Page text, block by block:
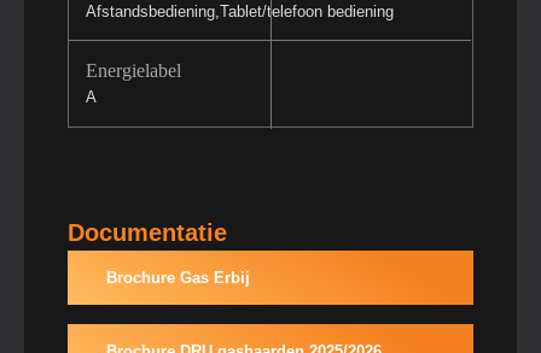
Afstandsbediening,Tablet/telefoon bediening
Energielabel
A
Documentatie
Brochure Gas Erbij